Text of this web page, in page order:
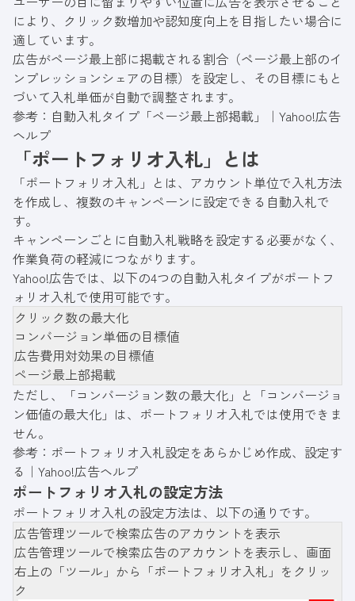
により、クリック数増加や認知度向上を目指したい場合に
適しています。
広告がページ最上部に掲載される割合（ページ最上部のイ
ンプレッションシェアの目標）を設定し、その目標にもと
づいて入札単価が自動で調整されます。
参考： 自動入札タイプ「ページ最上部掲載」｜Yahoo!広告
ヘルプ
「ポートフォリオ入札」とは
「ポートフォリオ入札」とは、アカウント単位で入札方法
を作成し、複数のキャンペーンに設定できる自動入札で
す。
キャンペーンごとに自動入札戦略を設定する必要がなく、
作業負荷の軽減につながります。
Yahoo!広告では、以下の4つの自動入札タイプがポートフ
ォリオ入札で使用可能です。
クリック数の最大化
コンバージョン単価の目標値
広告費用対効果の目標値
ページ最上部掲載
ただし、「コンバージョン数の最大化」と「コンバージョ
ン価値の最大化」は、ポートフォリオ入札では使用できま
せん。
参考： ポートフォリオ入札設定をあらかじめ作成、設定す
る｜Yahoo!広告ヘルプ
ポートフォリオ入札の設定方法
ポートフォリオ入札の設定方法は、以下の通りです。
広告管理ツールで検索広告のアカウントを表示
広告管理ツールで検索広告のアカウントを表示し、画面
右上の「ツール」から「ポートフォリオ入札」をクリッ
ク